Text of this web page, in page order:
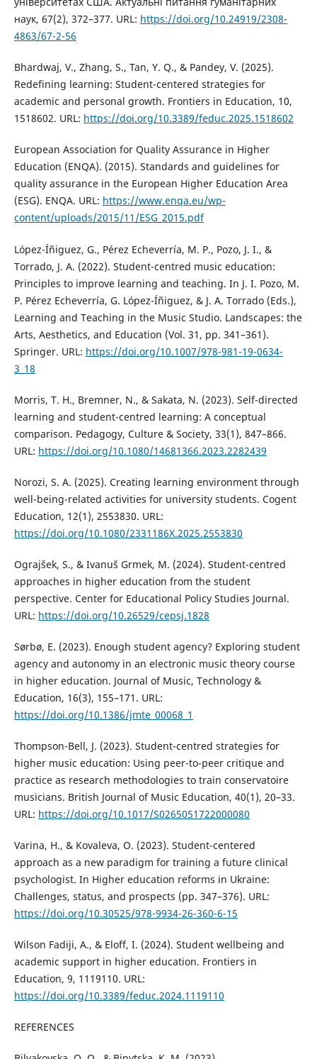
наук, 67(2), 372–377. URL: https://doi.org/10.24919/2308-
4863/67-2-56
Bhardwaj, V., Zhang, S., Tan, Y. Q., & Pandey, V. (2025).
Redefining learning: Student-centered strategies for
academic and personal growth. Frontiers in Education, 10,
1518602. URL: https://doi.org/10.3389/feduc.2025.1518602
European Association for Quality Assurance in Higher
Education (ENQA). (2015). Standards and guidelines for
quality assurance in the European Higher Education Area
(ESG). ENQA. URL: https://www.enqa.eu/wp-
content/uploads/2015/11/ESG_2015.pdf
López-Íñiguez, G., Pérez Echeverría, M. P., Pozo, J. I., &
Torrado, J. A. (2022). Student-centred music education:
Principles to improve learning and teaching. In J. I. Pozo, M.
P. Pérez Echeverría, G. López-Íñiguez, & J. A. Torrado (Eds.),
Learning and Teaching in the Music Studio. Landscapes: the
Arts, Aesthetics, and Education (Vol. 31, pp. 341–361).
Springer. URL: https://doi.org/10.1007/978-981-19-0634-
3_18
Morris, T. H., Bremner, N., & Sakata, N. (2023). Self-directed
learning and student-centred learning: A conceptual
comparison. Pedagogy, Culture & Society, 33(1), 847–866.
URL: https://doi.org/10.1080/14681366.2023.2282439
Norozi, S. A. (2025). Creating learning environment through
well-being-related activities for university students. Cogent
Education, 12(1), 2553830. URL:
https://doi.org/10.1080/2331186X.2025.2553830
Ograjšek, S., & Ivanuš Grmek, M. (2024). Student-centred
approaches in higher education from the student
perspective. Center for Educational Policy Studies Journal.
URL: https://doi.org/10.26529/cepsj.1828
Sørbø, E. (2023). Enough student agency? Exploring student
agency and autonomy in an electronic music theory course
in higher education. Journal of Music, Technology &
Education, 16(3), 155–171. URL:
https://doi.org/10.1386/jmte_00068_1
Thompson-Bell, J. (2023). Student-centred strategies for
higher music education: Using peer-to-peer critique and
practice as research methodologies to train conservatoire
musicians. British Journal of Music Education, 40(1), 20–33.
URL: https://doi.org/10.1017/S0265051722000080
Varina, H., & Kovaleva, O. (2023). Student-centered
approach as a new paradigm for training a future clinical
psychologist. In Higher education reforms in Ukraine:
Challenges, status, and prospects (pp. 347–376). URL:
https://doi.org/10.30525/978-9934-26-360-6-15
Wilson Fadiji, A., & Eloff, I. (2024). Student wellbeing and
academic support in higher education. Frontiers in
Education, 9, 1119110. URL:
https://doi.org/10.3389/feduc.2024.1119110
REFERENCES